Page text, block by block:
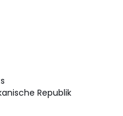
Republik